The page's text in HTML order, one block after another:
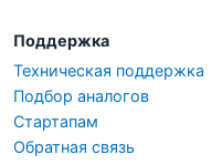
Поддержка
Техническая поддержка
Подбор аналогов
Стартапам
Обратная связь